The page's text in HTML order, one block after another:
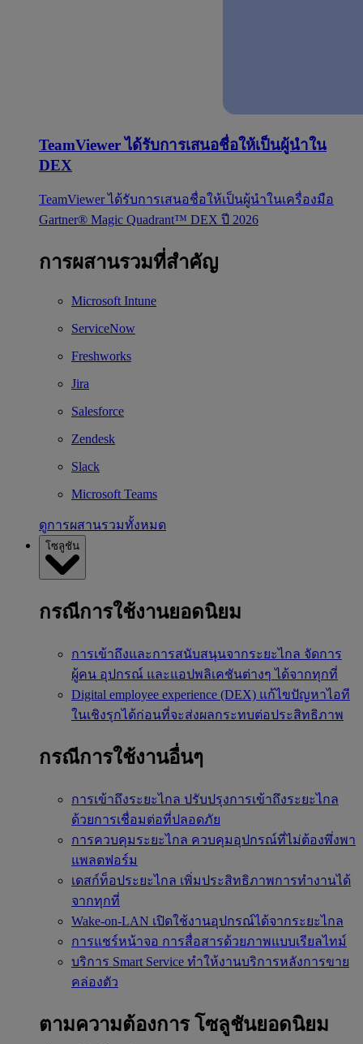
TeamViewer ได้รับการเสนอชื่อให้เป็นผู้นำใน
DEX
TeamViewer ได้รับการเสนอชื่อให้เป็นผู้นำในเครื่องมือ
Gartner® Magic Quadrant™ DEX ปี 2026
การผสานรวมที่สำคัญ
Microsoft Intune
ServiceNow
Freshworks
Jira
Salesforce
Zendesk
Slack
Microsoft Teams
ดูการผสานรวมทั้งหมด
โซลูชัน
กรณีการใช้งานยอดนิยม
การเข้าถึงและการสนับสนุนจากระยะไกล จัดการ
ผู้คน อุปกรณ์ และแอปพลิเคชันต่างๆ ได้จากทุกที่
Digital employee experience (DEX) แก้ไขปัญหาไอที
ในเชิงรุกได้ก่อนที่จะส่งผลกระทบต่อประสิทธิภาพ
กรณีการใช้งานอื่นๆ
การเข้าถึงระยะไกล ปรับปรุงการเข้าถึงระยะไกล
ด้วยการเชื่อมต่อที่ปลอดภัย
การควบคุมระยะไกล ควบคุมอุปกรณ์ที่ไม่ต้องพึ่งพา
แพลตฟอร์ม
เดสก์ท็อประยะไกล เพิ่มประสิทธิภาพการทำงานได้
จากทุกที่
Wake-on-LAN เปิดใช้งานอุปกรณ์ได้จากระยะไกล
การแชร์หน้าจอ การสื่อสารด้วยภาพแบบเรียลไทม์
บริการ Smart Service ทำให้งานบริการหลังการขาย
คล่องตัว
ตามความต้องการ โซลูชันยอดนิยม